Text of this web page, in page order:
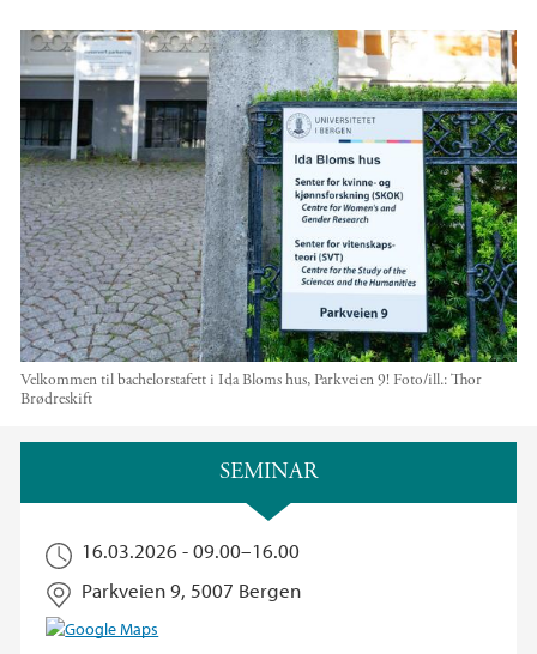
Velkommen til bachelorstafett i Ida Bloms hus, Parkveien 9! Foto/ill.:Thor
Brødreskift
SEMINAR
16.03.2026 -09.00–16.00
Parkveien 9, 5007 Bergen